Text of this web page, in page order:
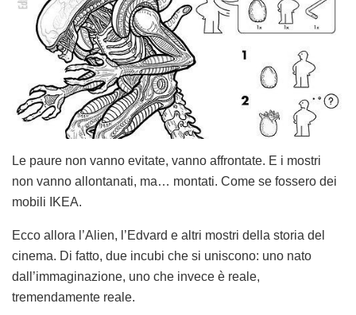
Le paure non vanno evitate, vanno affrontate. E i mostri
non vanno allontanati, ma… montati. Come se fossero dei
mobili IKEA.
Ecco allora l’Alien, l’Edvard e altri mostri della storia del
cinema. Di fatto, due incubi che si uniscono: uno nato
dall’immaginazione, uno che invece è reale,
tremendamente reale.